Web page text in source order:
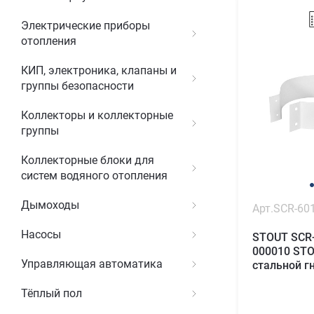
Электрические приборы
отопления
КИП, электроника, клапаны и
группы безопасности
Коллекторы и коллекторные
группы
Коллекторные блоки для
систем водяного отопления
Дымоходы
Насосы
Управляющая автоматика
Тёплый пол
Арт.SCR-
STOUT
000010
стальной